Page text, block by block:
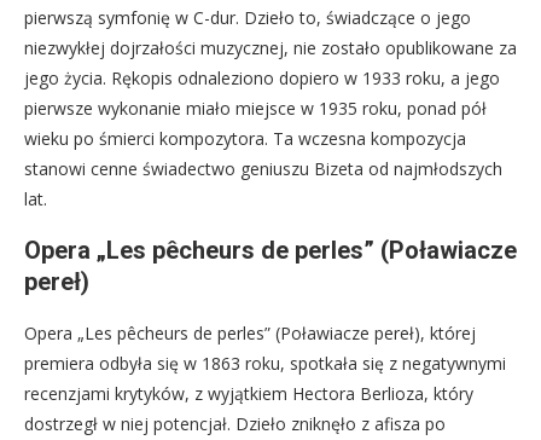
pierwszą symfonię w C-dur. Dzieło to, świadczące o jego
niezwykłej dojrzałości muzycznej, nie zostało opublikowane za
jego życia. Rękopis odnaleziono dopiero w 1933 roku, a jego
pierwsze wykonanie miało miejsce w 1935 roku, ponad pół
wieku po śmierci kompozytora. Ta wczesna kompozycja
stanowi cenne świadectwo geniuszu Bizeta od najmłodszych
lat.
Opera „Les pêcheurs de perles” (Poławiacze
pereł)
Opera „Les pêcheurs de perles” (Poławiacze pereł), której
premiera odbyła się w 1863 roku, spotkała się z negatywnymi
recenzjami krytyków, z wyjątkiem Hectora Berlioza, który
dostrzegł w niej potencjał. Dzieło zniknęło z afisza po